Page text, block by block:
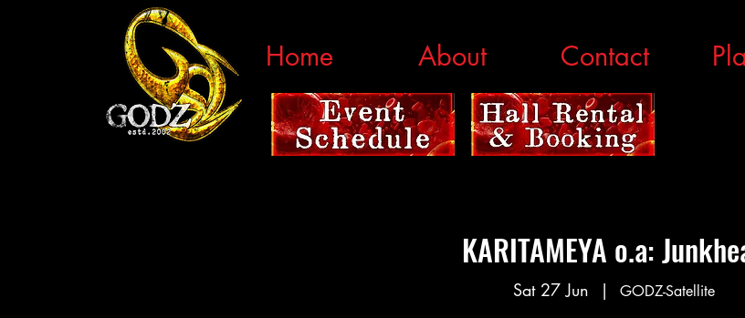
Home About Contact
KARITAMEYA o.a:
Sat 27 Jun
  |
GODZ-Satellite